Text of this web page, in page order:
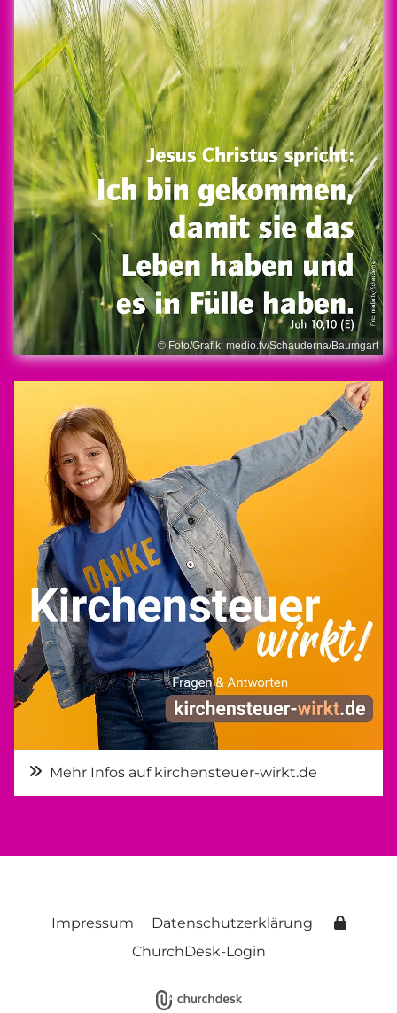
© Foto/Grafik: medio.tv/Schauderna/Baumgart
Mehr Infos auf kirchensteuer-wirkt.de
Impressum
Datenschutzerklärung
ChurchDesk-Login